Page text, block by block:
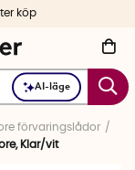
AI-läge
köp
förvaringslådor
Klar/vit